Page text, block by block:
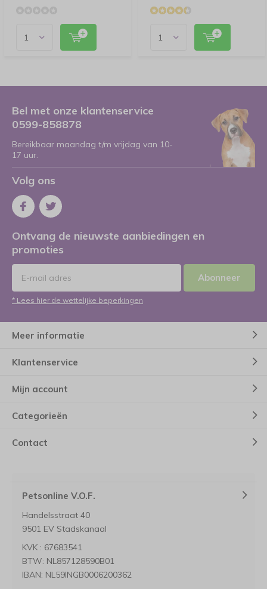
Bel met onze klantenservice
0599-858878
Bereikbaar maandag t/m vrijdag van 10-
17 uur.
Volg ons
Ontvang de nieuwste aanbiedingen en
promoties
Abonneer
* Lees hier de wettelijke beperkingen
Meer informatie
Klantenservice
Mijn account
Categorieën
Contact
Petsonline V.O.F.
Handelsstraat 40
9501 EV Stadskanaal
KVK : 67683541
BTW: NL857128590B01
IBAN: NL59INGB0006200362